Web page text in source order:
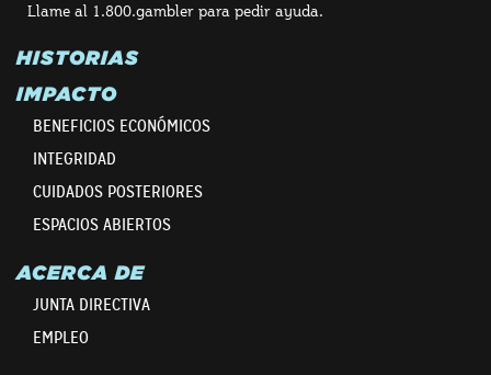
Llame al 1.800.gambler para pedir ayuda.
HISTORIAS
IMPACTO
BENEFICIOS ECONÓMICOS
INTEGRIDAD
CUIDADOS POSTERIORES
ESPACIOS ABIERTOS
ACERCA DE
JUNTA DIRECTIVA
EMPLEO